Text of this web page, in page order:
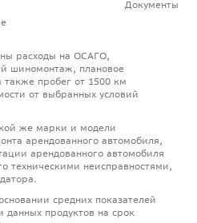
Документы
расходы на ОСАГО,
шиномонтаж, плановое
также пробег от 1500 км
от выбранных условий
же марки и модели
арендованного автомобиля,
арендованного автомобиля
техническими неисправностями,
средних показателей
данных продуктов на срок